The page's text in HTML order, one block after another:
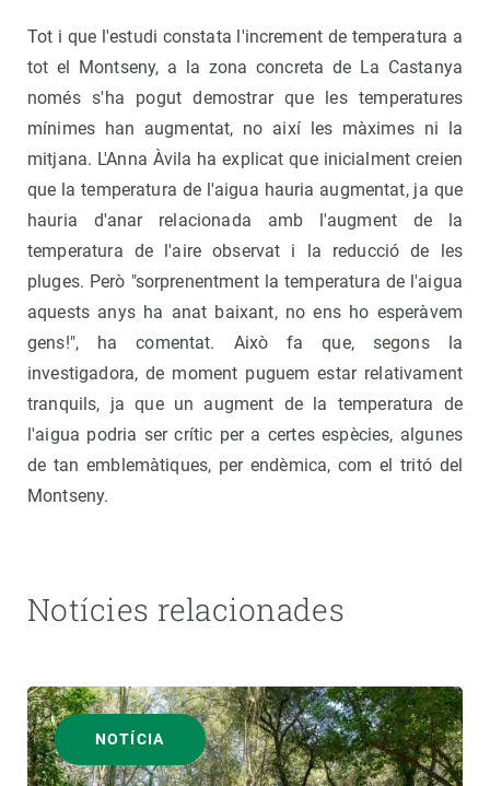
Tot i que l'estudi constata l'increment de temperatura a
tot el Montseny, a la zona concreta de La Castanya
només s'ha pogut demostrar que les temperatures
mínimes han augmentat, no així les màximes ni la
mitjana. L'Anna Àvila ha explicat que inicialment creien
que la temperatura de l'aigua hauria augmentat, ja que
hauria d'anar relacionada amb l'augment de la
temperatura de l'aire observat i la reducció de les
pluges. Però "sorprenentment la temperatura de l'aigua
aquests anys ha anat baixant, no ens ho esperàvem
gens!", ha comentat. Això fa que, segons la
investigadora, de moment puguem estar relativament
tranquils, ja que un augment de la temperatura de
l'aigua podria ser crític per a certes espècies, algunes
de tan emblemàtiques, per endèmica, com el tritó del
Montseny.
Notícies relacionades
NOTÍCIA